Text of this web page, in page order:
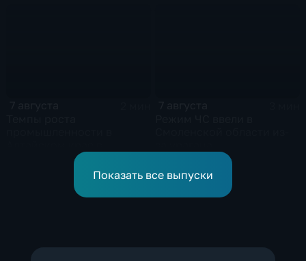
нынешнем году уже выше
Показать все выпуски